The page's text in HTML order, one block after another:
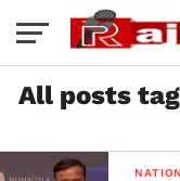
All posts